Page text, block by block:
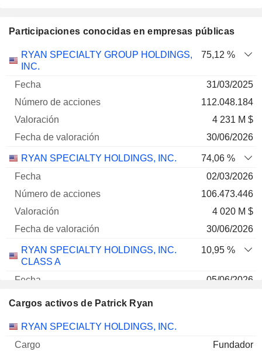
Participaciones conocidas en empresas públicas
Número
RYAN SPECIALTY GROUP HOLDINGS,
INC.
75,12 %
31/03/2025
112.048.184
4 231 M $
30/06/2026
RYAN SPECIALTY HOLDINGS, INC.
74,06 %
02/03/2026
106.473.446
4 020 M $
30/06/2026
RYAN SPECIALTY HOLDINGS, INC.
CLASS A
10,95 %
05/06/2026
Cargos activos de Patrick Ryan
Empresas Cargo Inicio
RYAN SPECIALTY HOLDINGS, INC.
Fundador